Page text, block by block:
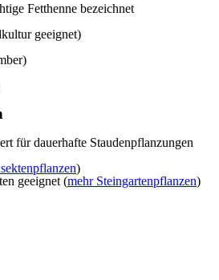
Fetthenne bezeichnet
geeignet)
für dauerhafte Staudenpflanzungen
)
geeignet (mehr Steingartenpflanzen)